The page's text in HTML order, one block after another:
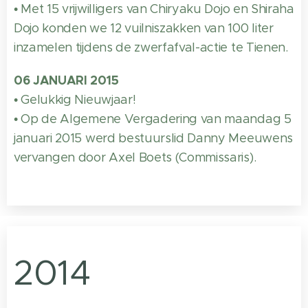
• Met 15 vrijwilligers van Chiryaku Dojo en Shiraha
Dojo konden we 12 vuilniszakken van 100 liter
inzamelen tijdens de zwerfafval-actie te Tienen.
06 JANUARI 2015
• Gelukkig Nieuwjaar!
• Op de Algemene Vergadering van maandag 5
januari 2015 werd bestuurslid Danny Meeuwens
vervangen door Axel Boets (Commissaris).
2014